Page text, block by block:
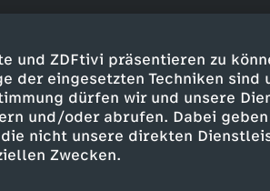
und ZDFtivi präsentieren zu
der eingesetzten Techniken sind
dürfen wir und unsere
und/oder abrufen. Dabei
nicht unsere direkten
Zwecken.
3sat-Extra
über